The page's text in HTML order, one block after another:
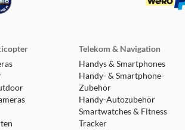
Telekom & Navigation
Handys & Smartphones
Handy- & Smartphone-
Zubehör
Handy-Autozubehör
Smartwatches & Fitness
Tracker